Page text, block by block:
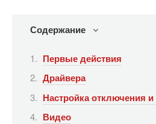
Содержание
Первые действия
Драйвера
Настройка отключения и
Видео